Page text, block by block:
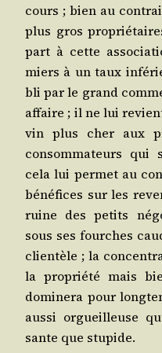
cours ; bien au
plus gros
part à cette
miers à un taux
bli par le grand
affaire ; il ne lui
vin plus cher aux
consom­ma­teurs qui
cela lui per­met au
béné­fices sur les
ruine des petits
sous ses fourches
clien­tèle ; la
la pro­prié­té mais
domi­ne­ra pour
aus­si orgueilleuse
sante que stupide.